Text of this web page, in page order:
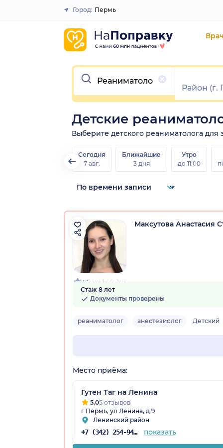
Закрыть
Город: Пермь
Очистить
Детские
Выберите детского реаниматолога
Сегодня
7 авг.
Ближайшие
3 дня
Утро
до 11:00
Нет оценок
Максутова Анастасия
Стаж 8 лет
Документы проверены
реаниматолог анестезиолог Детский
Место приёма:
Гутен Таг на Ленина
5.05 отзывов
г Пермь, ул Ленина, д 9
Ленинский район
+7 (342) 254-94-65 показать